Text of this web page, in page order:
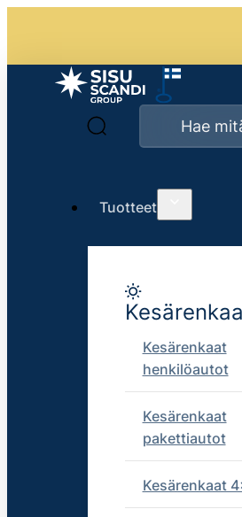
Tuotteet
Kesärenkaat
henkilöautot
Kesärenkaat
pakettiautot
Kesärenkaat